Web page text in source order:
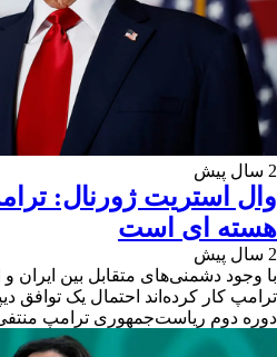
2 سال پیش
وال استریت ژورنال:
هسته ای است
2 سال پیش
با وجود دشمنی‌های متقابل بین ایران و
ترامپ کار کرده‌اند احتمال یک توافق
دوره دوم ریاست‌جمهوری ترامپ منتفی